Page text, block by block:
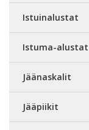
Istuinalustat
Istuma-alustat
Jäänaskalit
Jääpiikit